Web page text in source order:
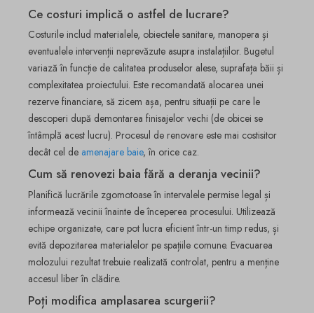
Ce costuri implică o astfel de lucrare?
Costurile includ materialele, obiectele sanitare, manopera și
eventualele intervenții neprevăzute asupra instalațiilor. Bugetul
variază în funcție de calitatea produselor alese, suprafața băii și
complexitatea proiectului. Este recomandată alocarea unei
rezerve financiare, să zicem așa, pentru situații pe care le
descoperi după demontarea finisajelor vechi (de obicei se
întâmplă acest lucru). Procesul de renovare este mai costisitor
decât cel de amenajare baie, în orice caz.
Cum să renovezi baia fără a deranja vecinii?
Planifică lucrările zgomotoase în intervalele permise legal și
informează vecinii înainte de începerea procesului. Utilizează
echipe organizate, care pot lucra eficient într-un timp redus, și
evită depozitarea materialelor pe spațiile comune. Evacuarea
molozului rezultat trebuie realizată controlat, pentru a menține
accesul liber în clădire.
Poți modifica amplasarea scurgerii?